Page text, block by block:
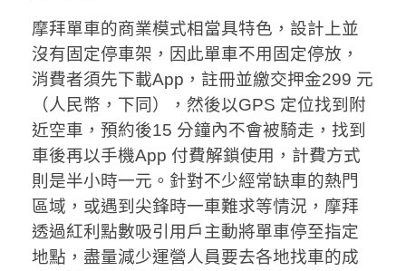
摩拜單車的商業模式相當具特色，設計上並
沒有固定停車架，因此單車不用固定停放，
消費者須先下載App，註冊並繳交押金299 元
（人民幣，下同），然後以GPS 定位找到附
近空車，預約後15 分鐘內不會被騎走，找到
車後再以手機App 付費解鎖使用，計費方式
則是半小時一元。針對不少經常缺車的熱門
區域，或遇到尖鋒時一車難求等情況，摩拜
透過紅利點數吸引用戶主動將單車停至指定
地點，盡量減少運營人員要去各地找車的成